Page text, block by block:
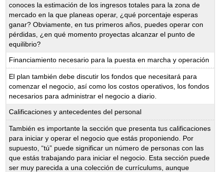
conoces la estimación de los ingresos totales para la zona de
mercado en la que planeas operar, ¿qué porcentaje esperas
ganar? Obviamente, en tus primeros años, puedes operar con
pérdidas, ¿en qué momento proyectas alcanzar el punto de
equilibrio?
Financiamiento necesario para la puesta en marcha y operación
El plan también debe discutir los fondos que necesitará para
comenzar el negocio, así como los costos operativos, los fondos
necesarios para administrar el negocio a diario.
Calificaciones y antecedentes del personal
También es importante la sección que presenta tus calificaciones
para iniciar y operar el negocio que estás proponiendo. Por
supuesto, “tú” puede significar un número de personas con las
que estás trabajando para iniciar el negocio. Esta sección puede
ser muy parecida a una colección de currículums, aunque